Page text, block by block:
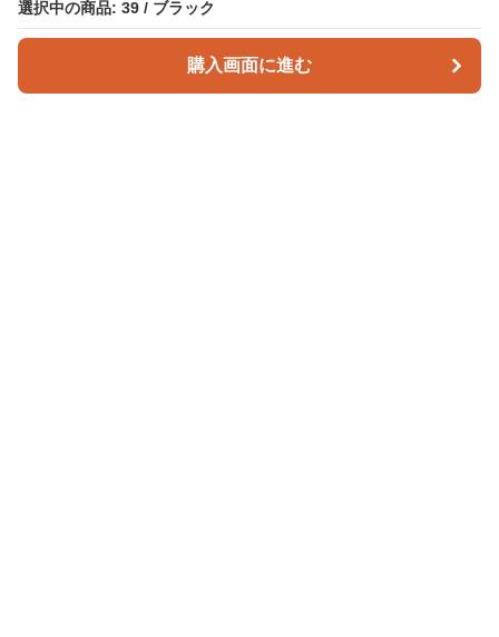
選択中の商品: 39 / ブラック
購入画面に進む
選択中の商品: 39 / ブラック
購入画面に進む